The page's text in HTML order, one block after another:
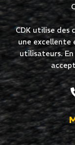
CDK utilise des
une excellente
utilisateurs.